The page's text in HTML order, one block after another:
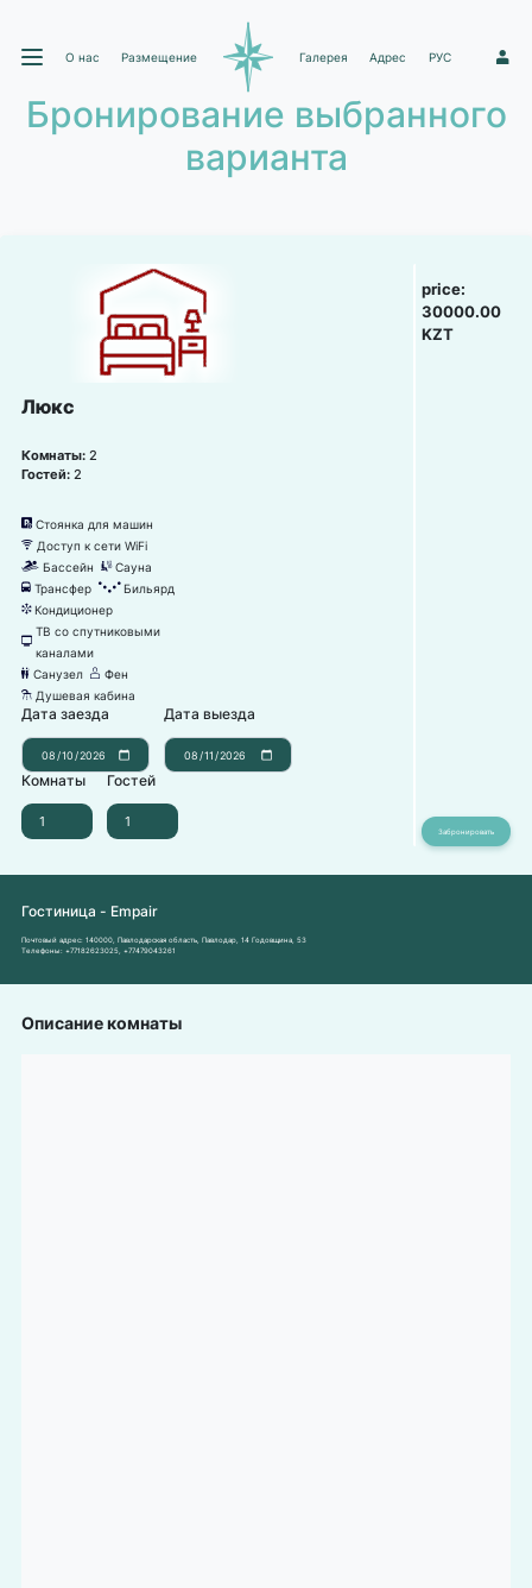
О нас Размещение Галерея Адрес РУС 1
Бронирование выбранного
варианта
Люкс
Комнаты: 2
Гостей: 2
냧 Стоянка для машин
뀄 Доступ к сети WiFi
끂 Бассейн 끤 Сауна
눣 Трансфер 녨 Бильярд
뀸 Кондиционер
넎
ТВ со спутниковыми
каналами
댃 Санузел 덶 Фен
댴 Душевая кабина
Дата заезда Дата выезда
Комнаты Гостей
price:
30000.00
KZT
Гостиница - Empair
Почтовый адрес: 140000, Павлодарская область, Павлодар, 14 Годовщина, 53
Телефоны: +77182623025 +77479043261
Описание комнаты